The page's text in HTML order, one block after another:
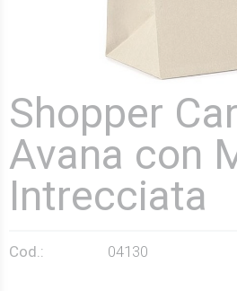
Shopper
Avana con
Intrecciata
Cod.: 04130